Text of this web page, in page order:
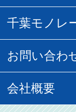
URBAN FLYER
貸切列車
フリーきっぷ
記念切符
割引制度
葭川となみグッズ
初音ミクグッズ
モノちゃんトラベ
広告募集
千葉モノレ
営業距離世界最長
モノちゃん
お問い合わ
お客様の声
会社概要